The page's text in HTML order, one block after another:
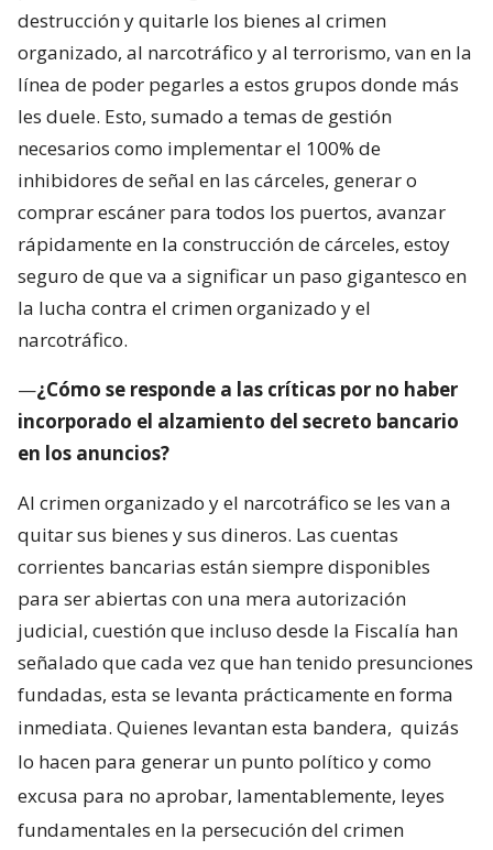
destrucción y quitarle los bienes al crimen
organizado, al narcotráfico y al terrorismo, van en la
línea de poder pegarles a estos grupos donde más
les duele. Esto, sumado a temas de gestión
necesarios como implementar el 100% de
inhibidores de señal en las cárceles, generar o
comprar escáner para todos los puertos, avanzar
rápidamente en la construcción de cárceles, estoy
seguro de que va a significar un paso gigantesco en
la lucha contra el crimen organizado y el
narcotráfico.
—¿Cómo se responde a las críticas por no haber
incorporado el alzamiento del secreto bancario
en los anuncios?
Al crimen organizado y el narcotráfico se les van a
quitar sus bienes y sus dineros. Las cuentas
corrientes bancarias están siempre disponibles
para ser abiertas con una mera autorización
judicial, cuestión que incluso desde la Fiscalía han
señalado que cada vez que han tenido presunciones
fundadas, esta se levanta prácticamente en forma
inmediata. Quienes levantan esta bandera, quizás
lo hacen para generar un punto político y como
excusa para no aprobar, lamentablemente, leyes
fundamentales en la persecución del crimen